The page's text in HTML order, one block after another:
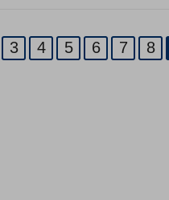
3 4 5 6 7 8